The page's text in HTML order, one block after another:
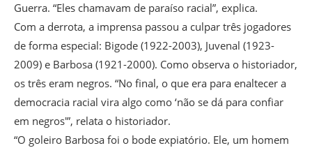
Guerra. “Eles chamavam de paraíso racial”, explica.
Com a derrota, a imprensa passou a culpar três jogadores
de forma especial: Bigode (1922-2003), Juvenal (1923-
2009) e Barbosa (1921-2000). Como observa o historiador,
os três eram negros. “No final, o que era para enaltecer a
democracia racial vira algo como ‘não se dá para confiar
em negros'”, relata o historiador.
“O goleiro Barbosa foi o bode expiatório. Ele, um homem